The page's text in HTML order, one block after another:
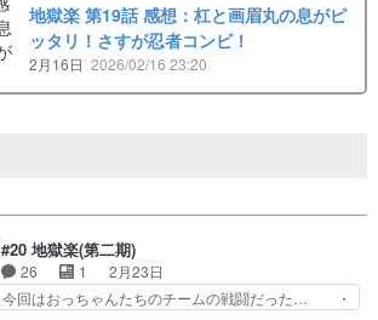
地獄楽 第19話 感想：杠と画眉丸の息がピ
ッタリ！さすが忍者コンビ！
2月16日 2026/02/16 23:20
#20 地獄楽(第二期)
26 1
2月23日
今回はおっちゃんたちのチームの戦闘だった… ・